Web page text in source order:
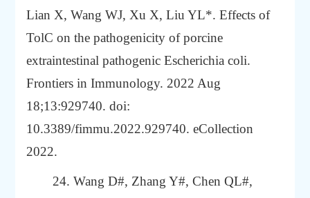
Lian X, Wang WJ, Xu X, Liu YL*.Effects of
TolC on the pathogenicity of porcine
extraintestinal pathogenicEscherichia coli.
Frontiers in Immunology. 2022 Aug
18;13:929740. doi:
10.3389/fimmu.2022.929740. eCollection
2022.
24. Wang D#, Zhang Y#, Chen QL#,